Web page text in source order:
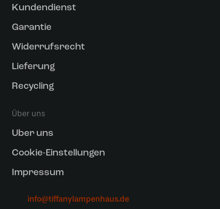
Kundendienst
Garantie
Widerrufsrecht
Lieferung
Recycling
Über uns
Uber uns
Cookie-Einstellungen
Impressum
info@tiffanylampenhaus.de